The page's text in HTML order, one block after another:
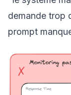
demande trop
prompt